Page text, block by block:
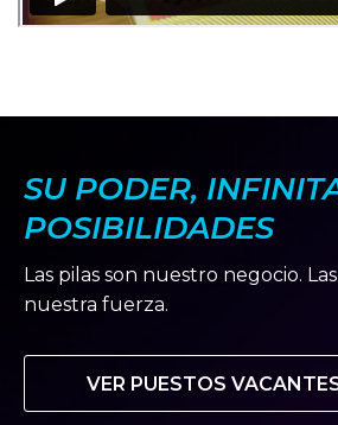
SU PODER,
POSIBILIDADES
Las pilas son nuestro negocio.
nuestra fuerza.
VER PUESTOS